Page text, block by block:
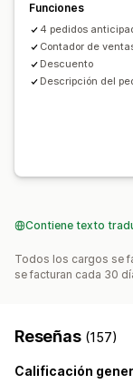
Funciones
4 pedidos
Contador de
Descuento
Descripción del
Contiene texto
Todos los cargos se
se facturan cada 30
Reseñas (157)
Calificación